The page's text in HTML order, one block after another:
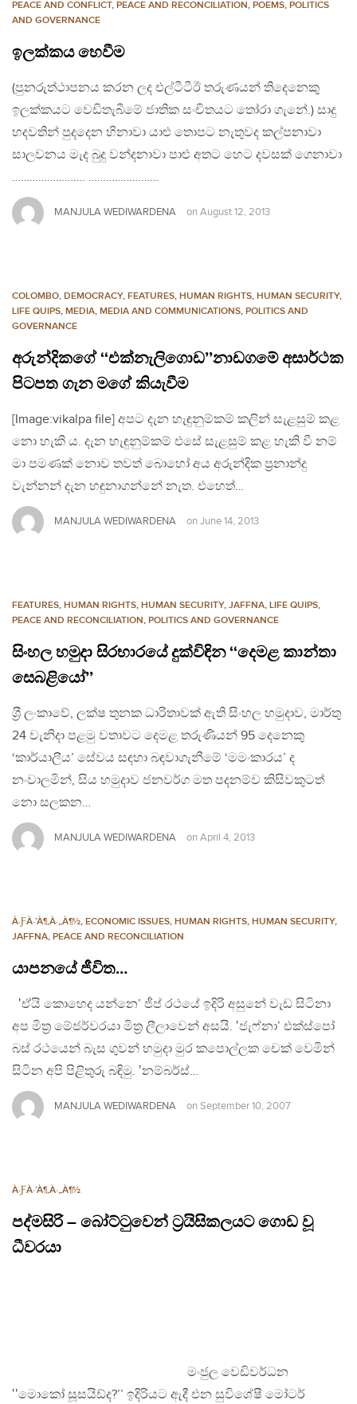
PEACE AND CONFLICT, PEACE AND RECONCILIATION, POEMS, POLITICS
AND GOVERNANCE
ඉලක්කය හෙවීම
(පුනරුත්ථාපනය කරන ලද එල්ටීටීඊ තරුණයන් තිදෙනෙකු
ඉලක්කයට වෙඩිතැබීමේ ජාතික සංචිතයට තෝරා ගැනේ.) සාදු
හදවතින් පුදදෙන හිනාවා යාළු තොපට නැතුවද කල්පනාවා
සාලවනය මැද බුදු වන්දනාවා පාළු අතට හෙට දවසක් ගෙනාවා
……………………. ……………………
MANJULA WEDIWARDENA on August 12, 2013
COLOMBO, DEMOCRACY, FEATURES, HUMAN RIGHTS, HUMAN SECURITY,
LIFE QUIPS, MEDIA, MEDIA AND COMMUNICATIONS, POLITICS AND
GOVERNANCE
අරුන්දිකගේ ‘‘එක්නැලිගොඩ’’නාඩගමේ අසාර්ථක
පිටපත ගැන මගේ කියැවීම
[Image:vikalpa file] අපට දැන හැඳුනුම්කම් කලින් සැළසුම් කළ
නො හැකි ය. දැන හැඳුනුම්කම් එසේ සැළසුම් කළ හැකි වී නම්
මා පමණක් නොව තවත් බොහෝ අය අරුන්දික ප‍්‍රනාන්දු
වැන්නන් දැන හඳුනාගන්නේ නැත. එහෙත්…
MANJULA WEDIWARDENA on June 14, 2013
FEATURES, HUMAN RIGHTS, HUMAN SECURITY, JAFFNA, LIFE QUIPS,
PEACE AND RECONCILIATION, POLITICS AND GOVERNANCE
සිංහල හමුදා සිරභාරයේ දුක්විඳින ‘‘දෙමළ කාන්තා
සෙබළියෝ’’
ශ‍්‍රී ලංකාවේ, ලක්ෂ තුනක ධාරිතාවක් ඇති සිංහල හමුදාව, මාර්තු
24 වැනිදා පළමු වතාවට දෙමළ තරුණියන් 95 දෙනෙකු
‘කාර්යාලීය’ සේවය සඳහා බඳවාගැනීමේ ‘මමංකාරය’ ද
නංවාලමින්, සිය හමුදාව ජනවර්ග මත පදනම්ව කිසිවකුටත්
නො සලකන…
MANJULA WEDIWARDENA on April 4, 2013
À·ƑÀ·’À¶‚À·„À¶½, ECONOMIC ISSUES, HUMAN RIGHTS, HUMAN SECURITY,
JAFFNA, PEACE AND RECONCILIATION
යාපනයේ ජීවිත…
‛ඒයි කොහෙද යන්නෙ’ ජීප් රථයේ ඉදිරි අසුනේ වැඩ සිටිනා
අප මිත්‍ර මේජර්වරයා මිත්‍ර ලීලාවෙන් අසයි. ‛ජැෆ්නා’ එක්ස්පෝ
බස් රථයෙන් බැස ගුවන් හමුදා මුර කපොල්ලක චෙක් වෙමින්
සිටින අපි පිළිතුරු බඳිමු. ‛නම්බර්ස්…
MANJULA WEDIWARDENA on September 10, 2007
À·ƑÀ·’À¶‚À·„À¶½
පද්මසිරි – බෝට්ටුවෙන් ට්‍රයිසිකලයට ගොඩ වූ
ධීවරයා
මංජුල වෙඩිවර්ධන
‛‛මොකෝ සූසයිඩ්ද?’’ ඉදිරියට ඇදී එන සුවිශේෂී මෝටර්